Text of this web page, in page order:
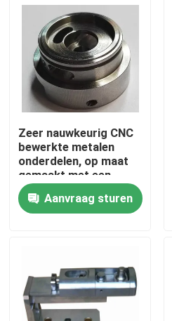
Thuis
Over ons
Zeer nauwkeurig CNC
bewerkte metalen
onderdelen, op maat
gemaakt met een
tolerantie van 0,02 mm
Aanvraag sturen